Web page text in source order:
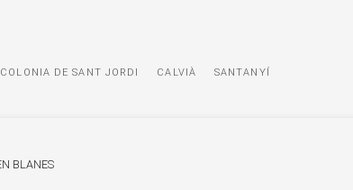
COLONIA DE SANT JORDI CALVIÀ SANTANYÍ
BLANES